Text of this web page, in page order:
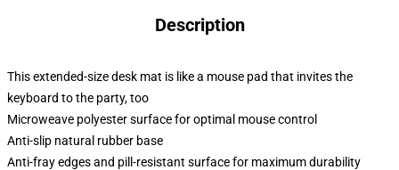
Description
This extended-size desk mat is like a mouse pad that invites the
keyboard to the party, too
Microweave polyester surface for optimal mouse control
Anti-slip natural rubber base
Anti-fray edges and pill-resistant surface for maximum durability